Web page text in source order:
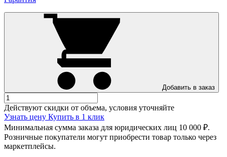
Добавить в заказ
Действуют скидки от объема, условия уточняйте
Узнать цену Купить в 1 клик
Минимальная сумма заказа для юридических лиц 10 000 ₽.
Розничные покупатели могут приобрести товар только через
маркетплейсы.